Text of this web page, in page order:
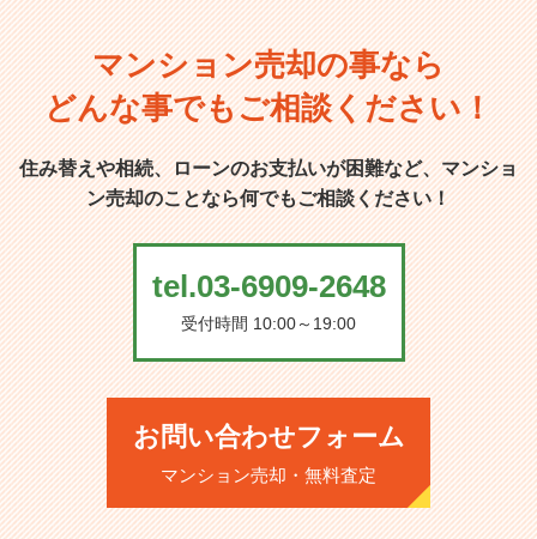
マンション売却の事なら
どんな事でもご相談ください！
住み替えや相続、ローンのお支払いが困難など、マンショ
ン売却のことなら何でもご相談ください！
tel.03-6909-2648
受付時間 10:00～19:00
お問い合わせフォーム
マンション売却・無料査定